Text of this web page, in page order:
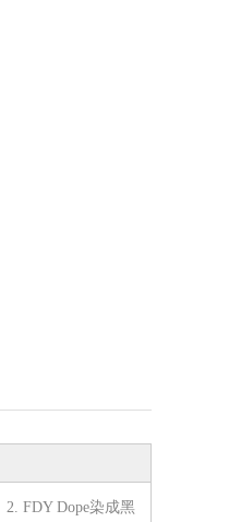
FDY Dope染成黑